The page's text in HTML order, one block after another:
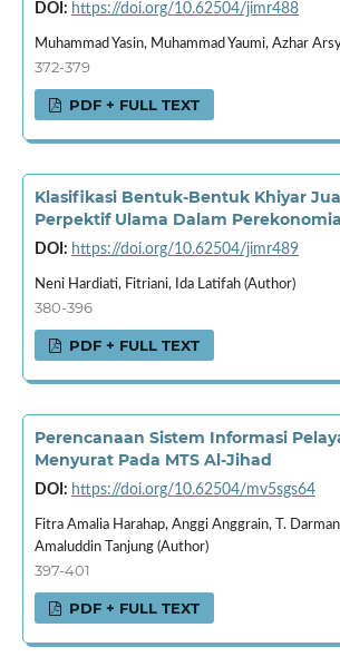
DOI: https://doi.org/10.62504/jimr488
Muhammad Yasin, Muhammad Yaumi, Azhar
372-379
PDF + FULL TEXT
Klasifikasi Bentuk-Bentuk Khiyar
Perpektif Ulama Dalam
DOI: https://doi.org/10.62504/jimr489
Neni Hardiati, Fitriani, Ida Latifah (Author)
380-396
PDF + FULL TEXT
Perencanaan Sistem Informasi
Menyurat Pada MTS Al-Jihad
DOI: https://doi.org/10.62504/mv5sgs64
Fitra Amalia Harahap, Anggi Anggrain, T.
Amaluddin Tanjung (Author)
397-401
PDF + FULL TEXT